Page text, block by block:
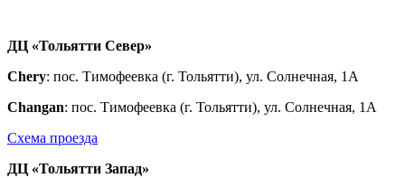
ДЦ «Тольятти Север»
Chery: пос. Тимофеевка (г. Тольятти), ул. Солнечная, 1А
Changan: пос. Тимофеевка (г. Тольятти), ул. Солнечная, 1А
Схема проезда
ДЦ «Тольятти Запад»